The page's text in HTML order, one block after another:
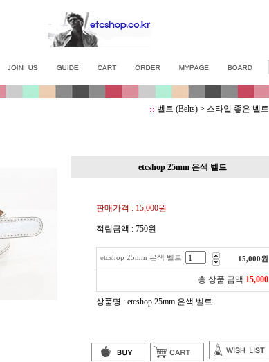
벨트 (Belts) > 스타일 좋은 벨트
etcshop 25mm 은색 벨트
판매가격 : 15,000원
적립금액 : 750원
etcshop 25mm 은색 벨트 15,000원
총 상품 금액 15,000
상품명 : etcshop 25mm 은색 벨트